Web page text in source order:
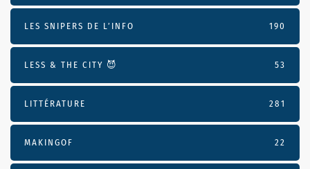
LES SNIPERS DE L’INFO 190
LESS & THE CITY 😈 53
LITTÉRATURE 281
MAKINGOF 22